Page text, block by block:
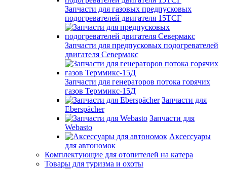
Запчасти для газовых предпусковых
подогревателей двигателя 15ТСГ
Запчасти для предпусковых подогревателей
двигателя Севермакс
Запчасти для генераторов потока горячих
газов Терммикс-15Д
Запчасти для
Eberspächer
Запчасти для
Webasto
Аксессуары
для автономок
Комплектующие для отопителей на катера
Товары для туризма и охоты